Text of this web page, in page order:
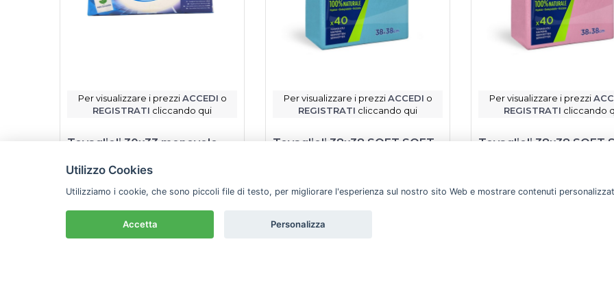
Per visualizzare i prezziACCEDI o
REGISTRATI cliccando qui
Tovaglioli 30x33 monovelo
Soft soft
Per visualizzare i prezziACCEDI o
REGISTRATI cliccando qui
Tovaglioli 38x38 SOFT SOFT
Per visualizzare i prezzi
REGISTRATI cliccando
Tovaglioli 38x38 SOFT
Soft soft
Utilizzo Cookies
Utilizziamo i cookie, che sono piccoli file di testo, per migliorare l'esperienza sul nostro sito Web e mostrare contenuti
Accetta Personalizza